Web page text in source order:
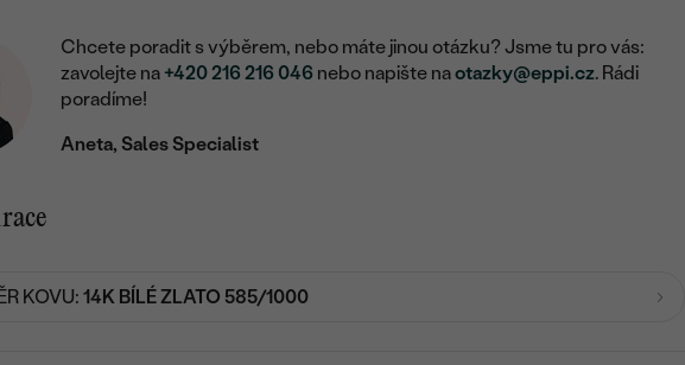
Chcete poradit s výběrem, nebo máte jinou otázku? Jsme tu pro vás:
zavolejte na +420 216 216 046 nebo napište naotazky@eppi.cz. Rádi
poradíme!
Aneta, Sales Specialist
KOVU: 14K BÍLÉ ZLATO 585/1000